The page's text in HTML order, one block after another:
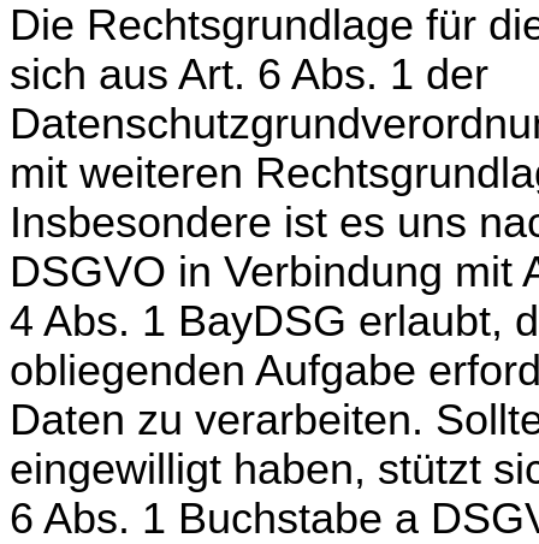
Die Rechtsgrundlage für
sich aus Art. 6 Abs. 1 der
mit weiteren
Insbesondere ist es uns
DSGVO in Verbindung mit
4 Abs. 1 BayDSG erlaubt,
obliegenden Aufgabe
Daten zu verarbeiten.
eingewilligt haben, stützt
6 Abs. 1 Buchstabe a